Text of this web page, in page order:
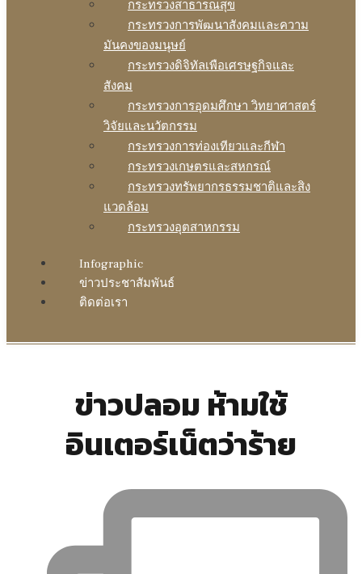
กระทรวงสาธารณสุข
กระทรวงการพัฒนาสังคมและความ
มันคงของมนุษย์
กระทรวงดิจิทัลเพือเศรษฐกิจและ
สังคม
กระทรวงการอุดมศึกษา วิทยาศาสตร์
วิจัยและนวัตกรรม
กระทรวงการท่องเทียวและกีฬา
กระทรวงเกษตรและสหกรณ์
กระทรวงทรัพยากรธรรมชาติและสิง
แวดล้อม
กระทรวงอุตสาหกรรม
Infographic
ข่าวประชาสัมพันธ์
ติดต่อเรา
ข่าวปลอม ห้ามใช้
อินเตอร์เน็ตว่าร้าย